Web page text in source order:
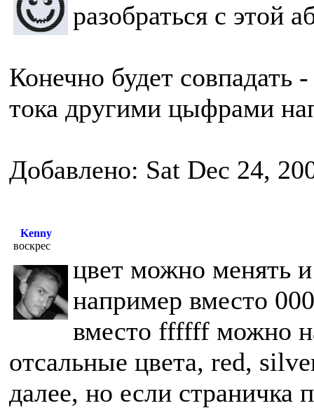
разобраться с этой
Конечно будет совпадать
тока другими цыфрами
Добавлено: Sat Dec 24,
Kenny
воскрес
цвет можно менять
например вместо
вместо ffffff можно
отсальные цвета, red,
далее, но если